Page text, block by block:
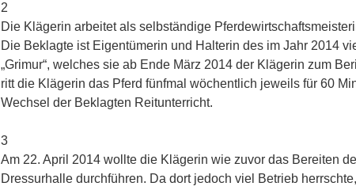
2
Die Klägerin arbeitet als selbständige
Die Beklagte ist Eigentümerin und Halterin des im Jahr 2014
„Grimur“, welches sie ab Ende März 2014 der Klägerin zum
ritt die Klägerin das Pferd fünfmal wöchentlich jeweils für 60
Wechsel der Beklagten Reitunterricht.
3
Am 22. April 2014 wollte die Klägerin wie zuvor das Bereiten
Dressurhalle durchführen. Da dort jedoch viel Betrieb